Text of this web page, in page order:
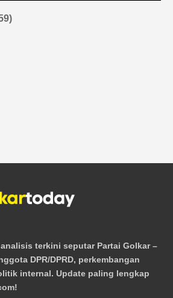
terkini seputar Partai Golkar –
DPR/DPRD, perkembangan
internal. Update paling lengkap